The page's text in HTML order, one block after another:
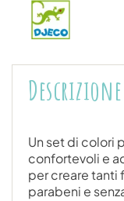
Descrizione
Un set di colori
confortevoli e
per creare tanti
parabeni e